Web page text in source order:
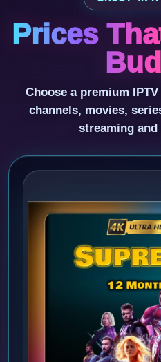
Prices
Choose a premium
channels, movies,
streaming